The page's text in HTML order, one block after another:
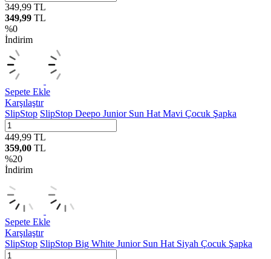
349,99 TL
349,99 TL
%0
İndirim
Sepete Ekle
Karşılaştır
SlipStop SlipStop Deepo Junior Sun Hat Mavi Çocuk Şapka
449,99 TL
359,00 TL
%20
İndirim
Sepete Ekle
Karşılaştır
SlipStop SlipStop Big White Junior Sun Hat Siyah Çocuk Şapka